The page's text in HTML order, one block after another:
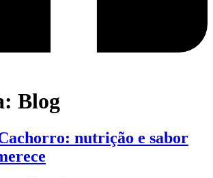
Blog
nutrição e sabor